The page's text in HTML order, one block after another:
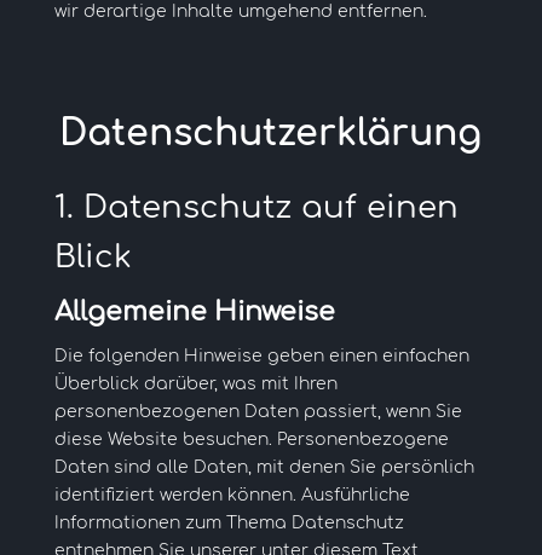
wir derartige Inhalte umgehend entfernen.
Datenschutz­erklärung
1. Datenschutz auf einen
Blick
Allgemeine Hinweise
Die folgenden Hinweise geben einen einfachen
Überblick darüber, was mit Ihren
personenbezogenen Daten passiert, wenn Sie
diese Website besuchen. Personenbezogene
Daten sind alle Daten, mit denen Sie persönlich
identifiziert werden können. Ausführliche
Informationen zum Thema Datenschutz
entnehmen Sie unserer unter diesem Text